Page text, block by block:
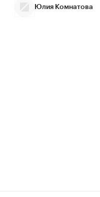
Юлия Комнатова